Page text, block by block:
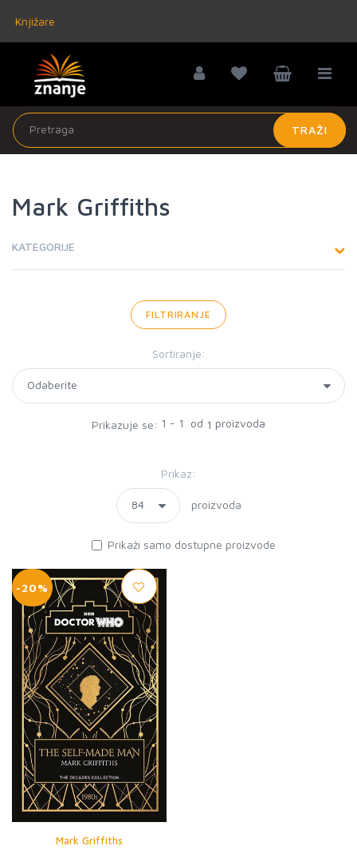
Knjižare
TRAŽI
Mark Griffiths
KATEGORIJE
FILTRIRANJE
Sortiranje:
Prikazuje se: 1 - 1 od 1 proizvoda
Prikaz:
proizvoda
Prikaži samo dostupne proizvode
-20%
Mark Griffiths